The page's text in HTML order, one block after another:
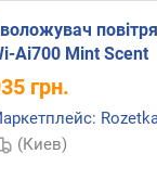
Ai700 Mint Scent
грн.
(Киев)